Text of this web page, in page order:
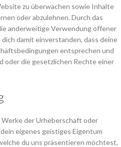
zu überwachen sowie Inhalte
oder abzulehnen. Durch das
anderweitige Verwendung offener
damit einverstanden, dass deine
entsprechen und
oder die gesetzlichen Rechte einer
der Urheberschaft oder
eigenes geistiges Eigentum
du uns präsentieren möchtest,